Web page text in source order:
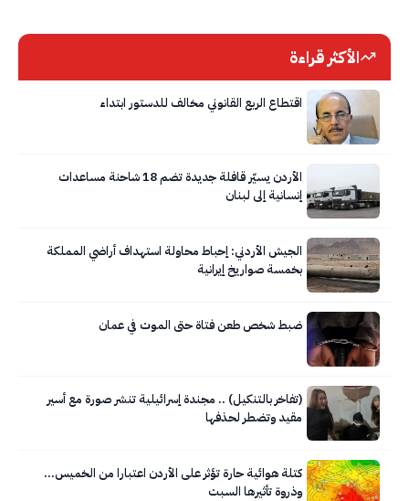
الأكثر قراءة
اقتطاع الربع القانوني مخالف للدستور ابتداء
الأردن يسيّر قافلة جديدة تضم 18 شاحنة مساعدات
إنسانية إلى لبنان
الجيش الأردني: إحباط محاولة استهداف أراضي المملكة
بخمسة صواريخ إيرانية
ضبط شخص طعن فتاة حتى الموت في عمان
(تفاخر بالتنكيل) .. مجندة إسرائيلية تنشر صورة مع أسير
مقيد وتضطر لحذفها
كتلة هوائية حارة تؤثر على الأردن اعتبارا من الخميس…
وذروة تأثيرها السبت